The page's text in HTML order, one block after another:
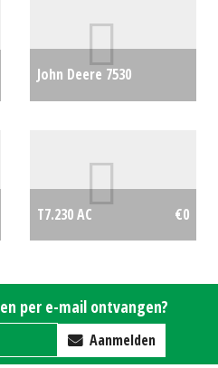
John Deere 7530
T7.230 AC €0
per e-mail ontvangen?
Aanmelden